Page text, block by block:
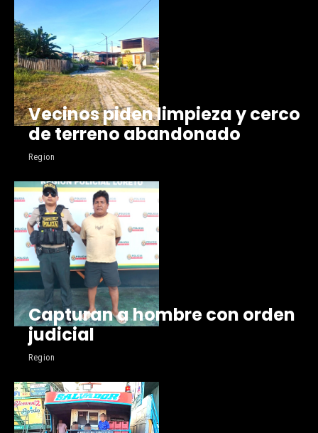
Vecinos piden limpieza y cerco
de terreno abandonado
Region
Capturan a hombre con orden
judicial
Region